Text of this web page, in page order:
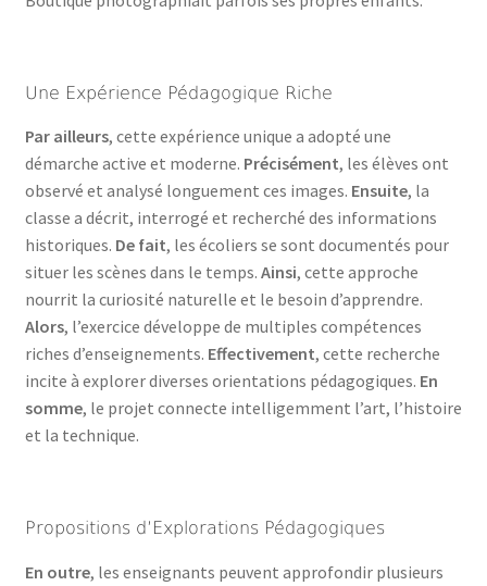
Une Expérience Pédagogique Riche
Par ailleurs, cette expérience unique a adopté une
démarche active et moderne. Précisément, les élèves ont
observé et analysé longuement ces images. Ensuite, la
classe a décrit, interrogé et recherché des informations
historiques. De fait, les écoliers se sont documentés pour
situer les scènes dans le temps. Ainsi, cette approche
nourrit la curiosité naturelle et le besoin d’apprendre.
Alors, l’exercice développe de multiples compétences
riches d’enseignements. Effectivement, cette recherche
incite à explorer diverses orientations pédagogiques. En
somme, le projet connecte intelligemment l’art, l’histoire
et la technique.
Propositions d’Explorations Pédagogiques
En outre, les enseignants peuvent approfondir plusieurs